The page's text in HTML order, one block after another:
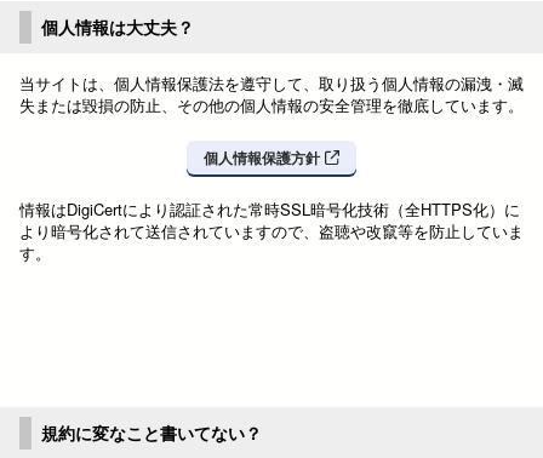
個人情報は大丈夫？
当サイトは、個人情報保護法を遵守して、取り扱う個人情報の漏洩・滅
失または毀損の防止、その他の個人情報の安全管理を徹底しています。
個人情報保護方針
情報はDigiCertにより認証された常時SSL暗号化技術（全HTTPS化）に
より暗号化されて送信されていますので、盗聴や改竄等を防止していま
す。
規約に変なこと書いてない？